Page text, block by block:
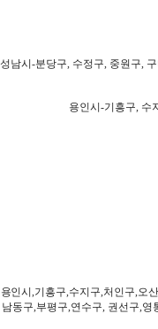
성남시-분당구, 수정구, 중원구,
용인시-기흥구, 수
용인시,기흥구,수지구,처인구,오
남동구,부평구,연수구, 권선구,